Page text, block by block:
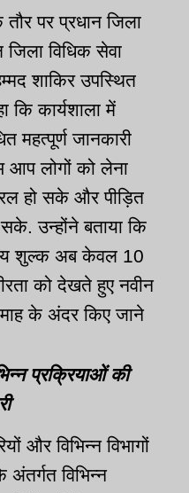
पर प्रधान जिला
जिला विधिक सेवा
शाकिर उपस्थित
कार्यशाला में
महत्पूर्ण जानकारी
आप लोगों को लेना
हो सके और पीड़ित
उन्होंने बताया कि
शुल्क अब केवल 10
को देखते हुए नवीन
के अंदर किए जाने
प्रक्रियाओं की
और विभिन्न विभागों
विभिन्न